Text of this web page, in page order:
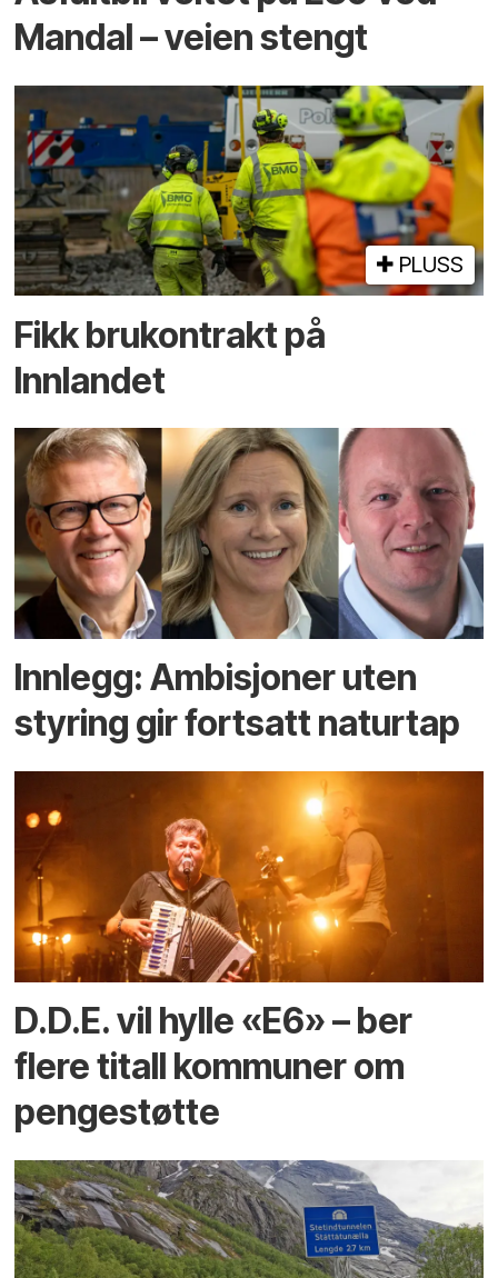
Mandal – veien stengt
PLUSS
Fikk brukontrakt på
Innlandet
Innlegg: Ambisjoner uten
styring gir fortsatt naturtap
D.D.E. vil hylle «E6» – ber
flere titall kommuner om
pengestøtte